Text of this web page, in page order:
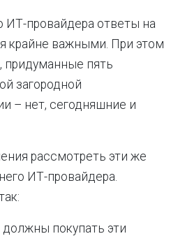
провайдера ответы на
крайне важными. При этом
придуманные пять
загородной
– нет, сегодняшние и
рассмотреть эти же
ИТ-провайдера.
покупать эти